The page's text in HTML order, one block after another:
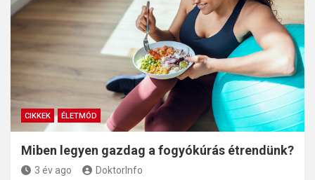
CIKKEK ÉLETMÓD
Miben legyen gazdag a fogyókúrás étrendünk?
3 év ago DoktorInfo